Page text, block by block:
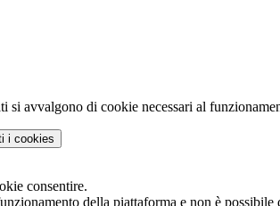
si avvalgono di cookie necessari al
i cookies
consentire.
della piattaforma e non è possibile